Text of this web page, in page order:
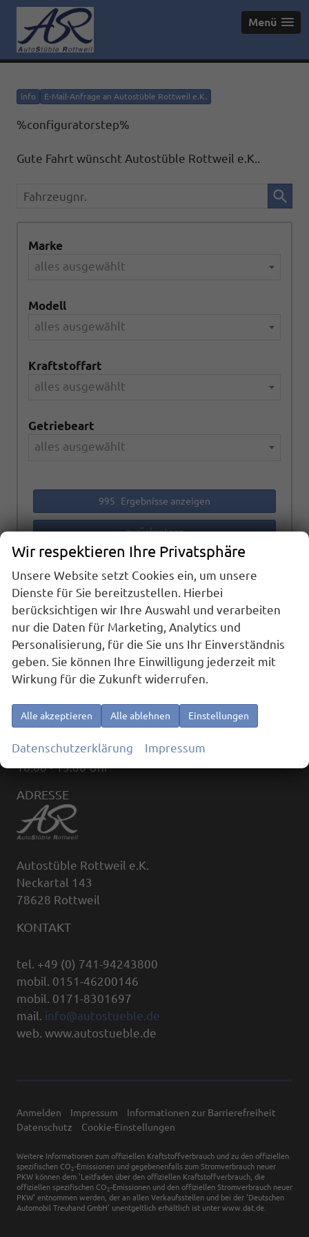
Menü
info E-Mail-Anfrage an Autostüble Rottweil e.K.
%configuratorstep%
Gute Fahrt wünscht Autostüble Rottweil e.K..
Fahrzeugnr.
Marke
alles ausgewählt
Modell
alles ausgewählt
Kraftstoffart
alles ausgewählt
Getriebeart
alles ausgewählt
995 Ergebnisse anzeigen
zurücksetzen
Anmelden
ÖFFNUNGSZEITEN
09:00 - 18:00
Samstag:
10:00 - 13:00 Uhr
ADRESSE
Autostüble Rottweil e.K.
Neckartal 143
78628 Rottweil
KONTAKT
tel. +49 (0) 741-94243800
mobil. 0151-46200146
mobil. 0171-8301697
mail. info@autostueble.de
web. www.autostueble.de
Anmelden Impressum
Informationen zur Barrierefreiheit
Datenschutz
Cookie-Einstellungen
Weitere Informationen zum offiziellen Kraftstoffverbrauch und zu den offiziellen
spezifischen CO 2-Emissionen und gegebenenfalls zum Stromverbrauch neuer
PKW können dem 'Leitfaden über den offiziellen Kraftstoffverbrauch, die
offiziellen spezifischen CO 2-Emissionen und den offiziellen Stromverbrauch neuer
PKW' entnommen werden, der an allen Verkaufsstellen und bei der 'Deutschen
Automobil Treuhand GmbH' unentgeltlich erhältlich ist unter www.dat.de.
Wir respektieren Ihre Privatsphäre
Unsere Website setzt Cookies ein, um unsere
Dienste für Sie bereitzustellen. Hierbei
berücksichtigen wir Ihre Auswahl und verarbeiten
nur die Daten für Marketing, Analytics und
Personalisierung, für die Sie uns Ihr Einverständnis
geben. Sie können Ihre Einwilligung jederzeit mit
Wirkung für die Zukunft widerrufen.
Alle akzeptieren Alle ablehnen Einstellungen
Datenschutzerklärung Impressum